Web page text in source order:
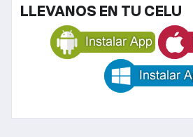
LLEVANOS EN TU CELU